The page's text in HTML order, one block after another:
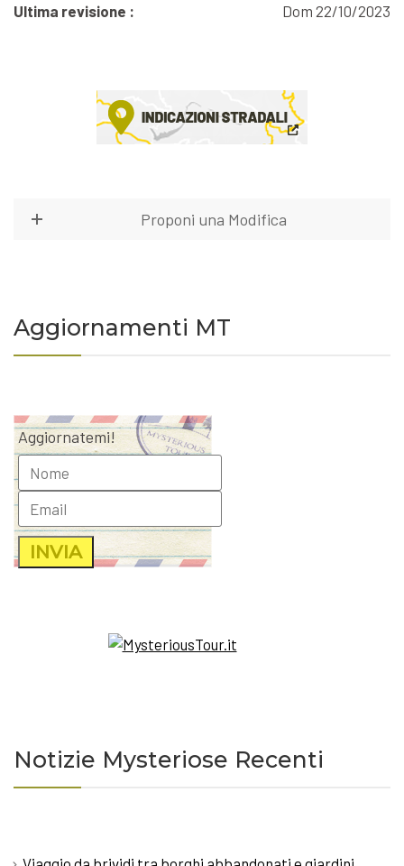
Ultima revisione : Dom 22/10/2023
Proponi una Modifica
Aggiornamenti MT
Aggiornatemi!
Notizie Mysteriose Recenti